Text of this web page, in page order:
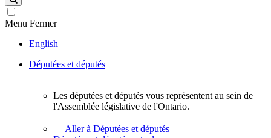
site
Menu Fermer
English
Députées et députés
Les députées et députés vous représentent au sein de
l'Assemblée législative de l'Ontario.
Aller à Députées et députés